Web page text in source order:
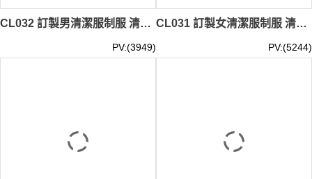
CL032 訂製男清潔服制服 清潔 保健制服 清潔服供應商
PV:(3949)
CL031 訂製女清潔服制服 清潔 保健制服 清潔服生產商
PV:(5244)